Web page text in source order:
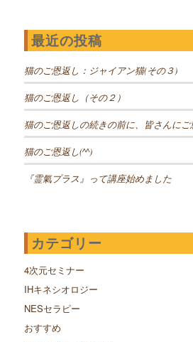
最近の投稿
猫のご恩返し：ジャイアン猫(その３)
猫のご恩返し（その２）
猫のご恩返しの続きの前に、皆さんにご
猫のご恩返し(^^)
『霊氣プラス』って講座始めました
カテゴリー
4次元セミナー
IHキネシオロジー
NESセラピー
おすすめ